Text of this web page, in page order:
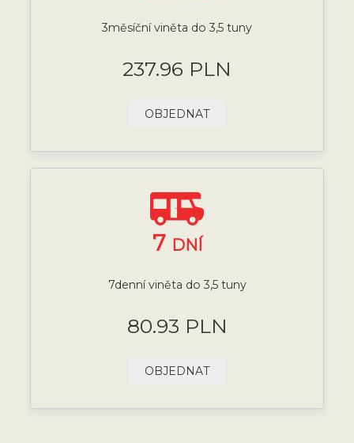
3měsíční viněta do 3,5 tuny
237.96 PLN
OBJEDNAT
7 DNÍ
7denní viněta do 3,5 tuny
80.93 PLN
OBJEDNAT